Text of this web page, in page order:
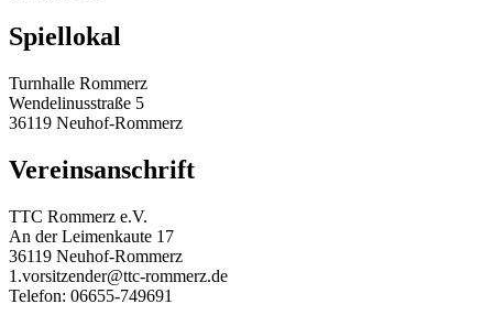
Spiellokal
Turnhalle Rommerz
Wendelinusstraße 5
36119 Neuhof-Rommerz
Vereinsanschrift
TTC Rommerz e.V.
An der Leimenkaute 17
36119 Neuhof-Rommerz
1.vorsitzender@ttc-rommerz.de
Telefon: 06655-749691